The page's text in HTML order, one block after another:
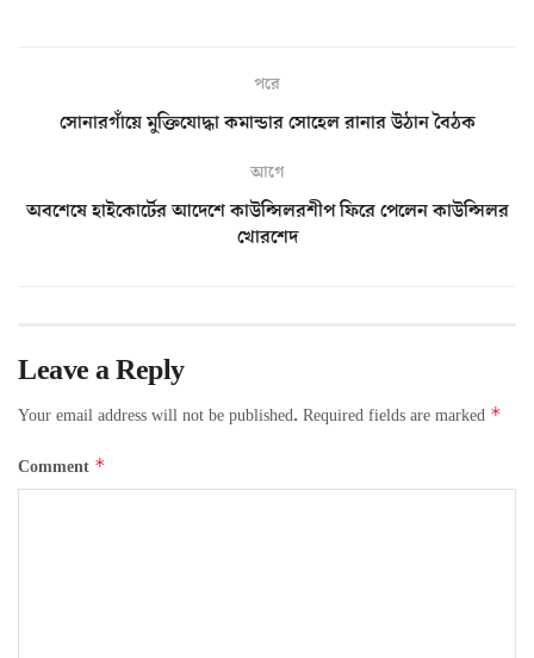
পরে
সোনারগাঁয়ে মুক্তিযোদ্ধা কমান্ডার সোহেল রানার উঠান বৈঠক
আগে
অবশেষে হাইকোর্টের আদেশে কাউন্সিলরশীপ ফিরে পেলেন কাউন্সিলর
খোরশেদ
Leave a Reply
Your email address will not be published. Required fields are marked *
Comment *